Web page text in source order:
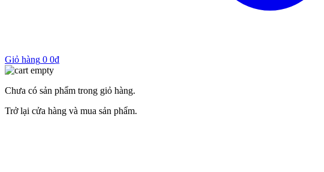
Giỏ hàng 0 0₫
Chưa có sản phẩm trong giỏ hàng.
Trở lại cửa hàng và mua sản phẩm.